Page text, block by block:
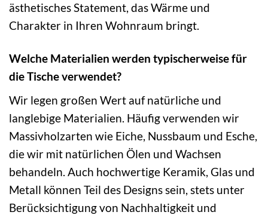
ästhetisches Statement, das Wärme und
Charakter in Ihren Wohnraum bringt.
Welche Materialien werden typischerweise für
die Tische verwendet?
Wir legen großen Wert auf natürliche und
langlebige Materialien. Häufig verwenden wir
Massivholzarten wie Eiche, Nussbaum und Esche,
die wir mit natürlichen Ölen und Wachsen
behandeln. Auch hochwertige Keramik, Glas und
Metall können Teil des Designs sein, stets unter
Berücksichtigung von Nachhaltigkeit und